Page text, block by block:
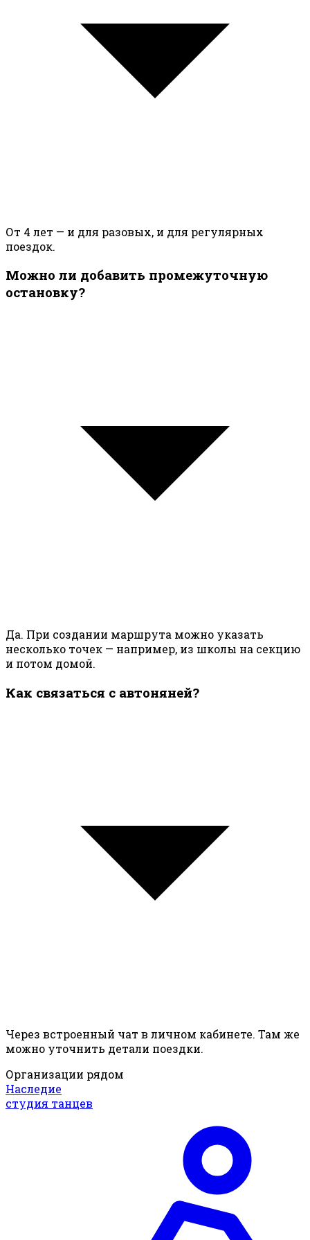
От 4 лет — и для разовых, и для регулярных
поездок.
Можно ли добавить промежуточную
остановку?
Да. При создании маршрута можно указать
несколько точек — например, из школы на секцию
и потом домой.
Как связаться с автоняней?
Через встроенный чат в личном кабинете. Там же
можно уточнить детали поездки.
Организации рядом
Наследие
студия танцев